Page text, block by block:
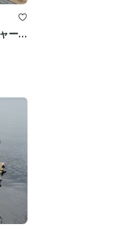
オカナガン・レイク・ケロウナでのチャーター36フィートヨット・チャーター